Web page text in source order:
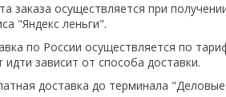
заказа осуществляется при
"Яндекс леньги".
по России осуществляется по
идти зависит от способа доставки.
доставка до терминала